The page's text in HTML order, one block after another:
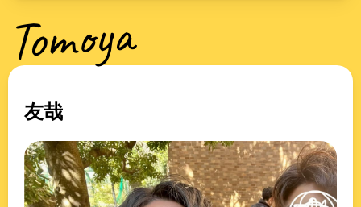
Tomoya
友哉